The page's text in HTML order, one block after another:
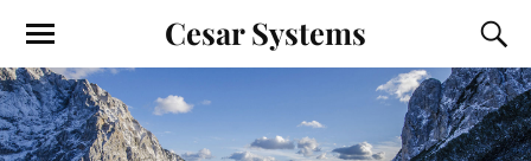
Cesar Systems